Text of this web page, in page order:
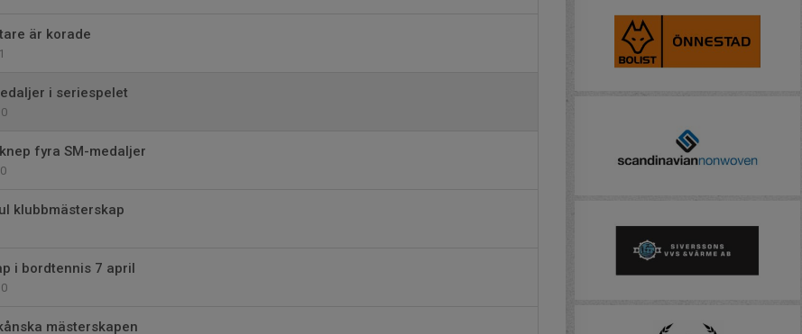
är korade
1
i seriespelet
0
fyra SM-medaljer
0
klubbmästerskap
i bordtennis 7 april
0
mästerskapen